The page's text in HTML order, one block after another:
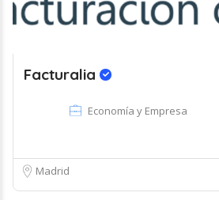
Facturalia
Economía y Empresa
Madrid